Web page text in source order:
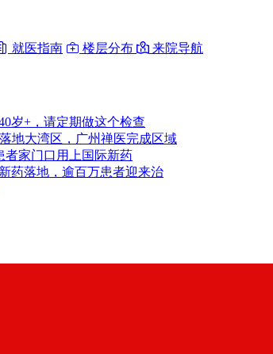
就医指南  楼层分布  来院导航
岁+，请定期做这个检查
地大湾区，广州禅医完成区域
者家门口用上国际新药
药落地，逾百万患者迎来治